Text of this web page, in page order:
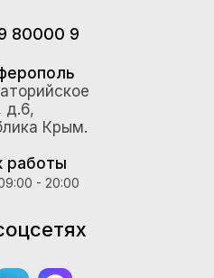
80000 9
д.6,
Крым.
работы
- 20:00